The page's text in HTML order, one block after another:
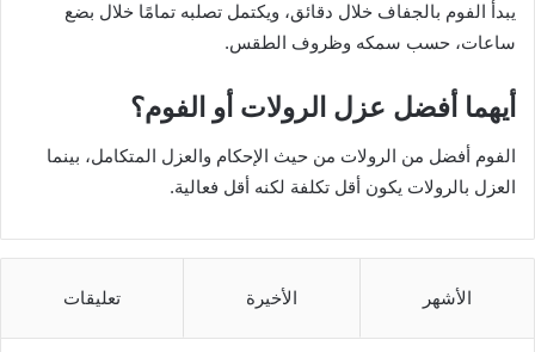
يبدأ الفوم بالجفاف خلال دقائق، ويكتمل تصلبه تمامًا خلال بضع
ساعات، حسب سمكه وظروف الطقس.
أيهما أفضل عزل الرولات أو الفوم؟
الفوم أفضل من الرولات من حيث الإحكام والعزل المتكامل، بينما
العزل بالرولات يكون أقل تكلفة لكنه أقل فعالية.
الأشهر الأخيرة تعليقات